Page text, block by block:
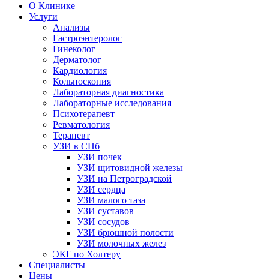
О Клинике
Услуги
Анализы
Гастроэнтеролог
Гинеколог
Дерматолог
Кардиология
Кольпоскопия
Лабораторная диагностика
Лабораторные исследования
Психотерапевт
Ревматология
Терапевт
УЗИ в СПб
УЗИ почек
УЗИ щитовидной железы
УЗИ на Петроградской
УЗИ сердца
УЗИ малого таза
УЗИ суставов
УЗИ сосудов
УЗИ брюшной полости
УЗИ молочных желез
ЭКГ по Холтеру
Специалисты
Цены